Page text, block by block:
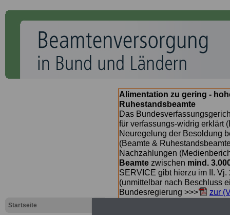
Startseite
Alimentation zu gering -
Ruhestandsbeamte
Das
für verfassungs-widrig erklärt
Neuregelung der Besoldung
(Beamte &
Nachzahlungen
Beamte zwischen mind.
SERVICE gibt hierzu im II.
(unmittelbar nach Beschluss
Bundesregierung >>>
zur